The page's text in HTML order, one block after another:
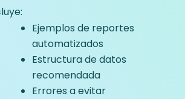
Ejemplos de reportes
automatizados
Estructura de datos
recomendada
Errores a evitar